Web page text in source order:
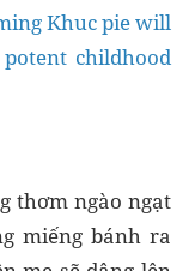
Khuc pie will
childhood
thơm ngào ngạt
miếng bánh ra